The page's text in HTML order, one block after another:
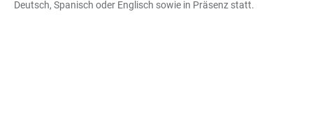
Deutsch, Spanisch oder Englisch sowie in Präsenz statt.